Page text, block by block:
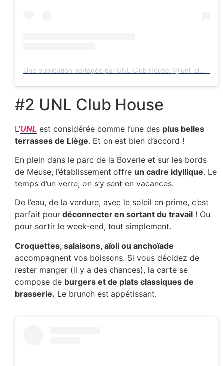
#2 UNL Club House
L’UNL est considérée comme l’une des plus belles
terrasses de Liège. Et on est bien d’accord !
En plein dans le parc de la Boverie et sur les bords
de Meuse, l’établissement offre un cadre idyllique. Le
temps d’un verre, on s’y sent en vacances.
De l’eau, de la verdure, avec le soleil en prime, c’est
parfait pour déconnecter en sortant du travail ! Ou
pour sortir le week-end, tout simplement.
Croquettes, salaisons, aïoli ou anchoïade
accompagnent vos boissons. Si vous décidez de
rester manger (il y a des chances), la carte se
compose de burgers et de plats classiques de
brasserie. Le brunch est appétissant.